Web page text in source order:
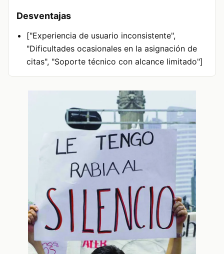
Desventajas
["Experiencia de usuario inconsistente",
"Dificultades ocasionales en la asignación de
citas", "Soporte técnico con alcance limitado"]